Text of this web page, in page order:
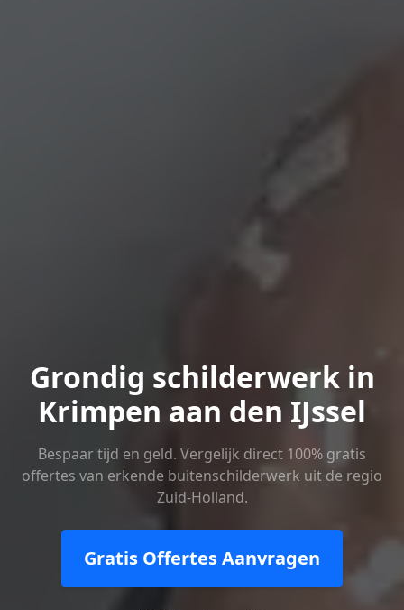
Grondig schilderwerk in
Krimpen aan den IJssel
Bespaar tijd en geld. Vergelijk direct 100% gratis
offertes van erkende buitenschilderwerk uit de regio
Zuid-Holland.
Gratis Offertes Aanvragen